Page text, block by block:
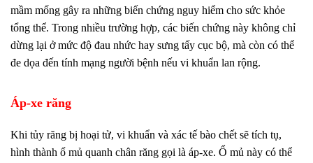
mầm mống gây ra những biến chứng nguy hiểm cho sức khỏe
tổng thể. Trong nhiều trường hợp, các biến chứng này không chỉ
dừng lại ở mức độ đau nhức hay sưng tấy cục bộ, mà còn có thể
đe dọa đến tính mạng người bệnh nếu vi khuẩn lan rộng.
Áp‑xe răng
Khi tủy răng bị hoại tử, vi khuẩn và xác tế bào chết sẽ tích tụ,
hình thành ổ mủ quanh chân răng gọi là áp‑xe. Ổ mủ này có thể